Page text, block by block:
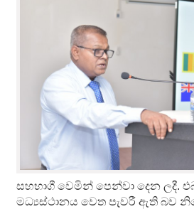
සහභාගී වෙමින් පෙන්වා දෙන ලදී.
මධ්‍යස්ථානය වෙත පැවරී ඇති බව